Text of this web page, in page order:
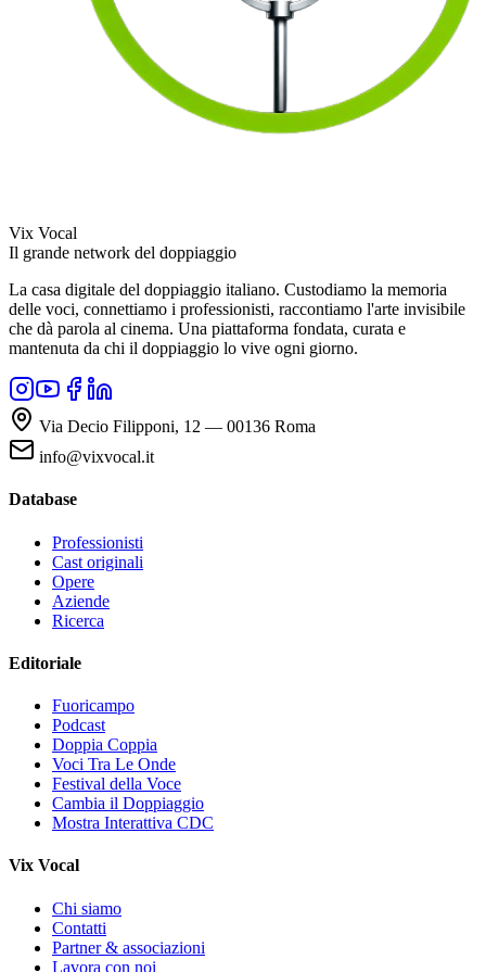
Vix Vocal
Il grande network del doppiaggio
La casa digitale del doppiaggio italiano. Custodiamo la memoria
delle voci, connettiamo i professionisti, raccontiamo l'arte invisibile
che dà parola al cinema. Una piattaforma fondata, curata e
mantenuta da chi il doppiaggio lo vive ogni giorno.
Via Decio Filipponi, 12 — 00136 Roma
info@vixvocal.it
Database
Professionisti
Cast originali
Opere
Aziende
Ricerca
Editoriale
Fuoricampo
Podcast
Doppia Coppia
Voci Tra Le Onde
Festival della Voce
Cambia il Doppiaggio
Mostra Interattiva CDC
Vix Vocal
Chi siamo
Contatti
Partner & associazioni
Lavora con noi